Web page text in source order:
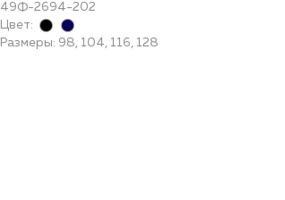
49Ф-2694-202
Цвет:
Размеры: 98, 104, 116, 128